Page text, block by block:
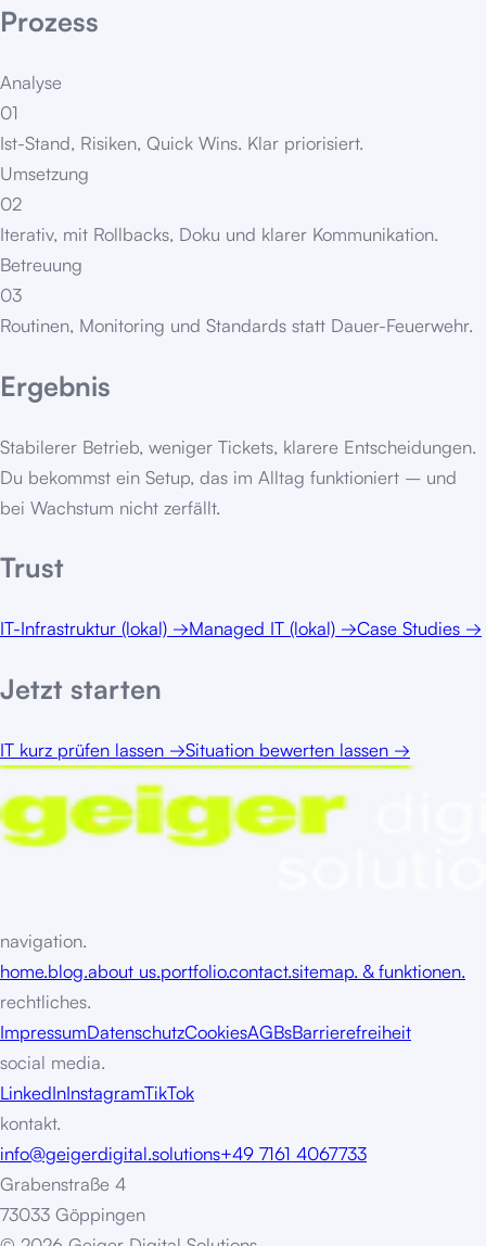
Prozess
Analyse
01
Ist-Stand, Risiken, Quick Wins. Klar priorisiert.
Umsetzung
02
Iterativ, mit Rollbacks, Doku und klarer Kommunikation.
Betreuung
03
Routinen, Monitoring und Standards statt Dauer-Feuerwehr.
Ergebnis
Stabilerer Betrieb, weniger Tickets, klarere Entscheidungen.
Du bekommst ein Setup, das im Alltag funktioniert – und
bei Wachstum nicht zerfällt.
Trust
IT-Infrastruktur (lokal) →Managed IT (lokal) →Case Studies →
Jetzt starten
IT kurz prüfen lassen →Situation bewerten lassen →
navigation.
home.blog.about us.portfolio.contact.sitemap. & funktionen.
rechtliches.
ImpressumDatenschutzCookiesAGBsBarrierefreiheit
social media.
LinkedInInstagramTikTok
kontakt.
info@geigerdigital.solutions+49 7161 4067733
Grabenstraße 4
73033 Göppingen